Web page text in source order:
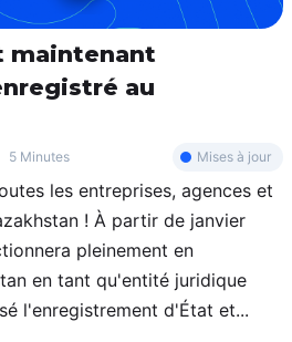
maintenant
au
5 Minutes Mises à jour
les entreprises, agences et
! À partir de janvier
pleinement en
en tant qu'entité juridique
l'enregistrement d'État et...